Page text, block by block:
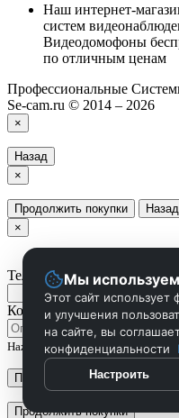
Наш интернет-
систем
Видеодомофоны
по отличным ценам
Профессиональные
Se-cam.ru © 2014 – 2026
×
Назад
×
Продолжить покупки
Назад
×
Телефон
Комментарий
Нажмите Отправить чтобы
Применить
Продолжить покупки
Мы
Этот сайт
и улучшения
на сайте, вы
конфиденциальности
Настроить